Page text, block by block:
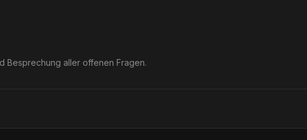
Besprechung aller offenen Fragen.